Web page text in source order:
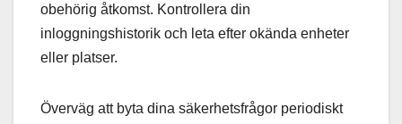
obehörig åtkomst. Kontrollera din
inloggningshistorik och leta efter okända enheter
eller platser.
Överväg att byta dina säkerhetsfrågor periodiskt